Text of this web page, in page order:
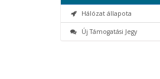
Hálózat állapota
Új Támogatási Jegy